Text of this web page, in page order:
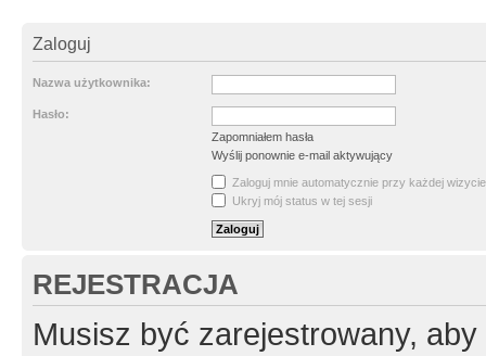
Zaloguj
Nazwa użytkownika:
Hasło:
Zapomniałem hasła
Wyślij ponownie e-mail aktywujący
Zaloguj mnie automatycznie przy każdej wizycie
Ukryj mój status w tej sesji
REJESTRACJA
Musisz być zarejestrowany,